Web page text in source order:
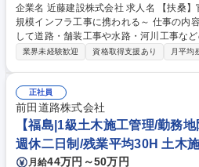
企業名 近藤建設株式会社 求人名 【扶桑】官公庁向け事業の施工管理～大
規模インフラ工事に携われる～ 仕事の内容 愛知県丹羽郡扶桑町を拠点と
して道路・舗装工事や水路・河川工事な
いる弊社にて、土木施工管理をお任せ致します。 【詳細】官
工計画書を基に、工程・品質・安全・原
書類は工事管理ソフトを使用して作成 ４
納品 ５．＜検査完了＞発注者検査→合格→工事完了 募集
公庁向け事業の施工管理～大規模インフラ
業界未経験歓迎 資格取得支援あり 月平均
正社員
前田道路株式会社
【福島|1級土木施工管理/勤務
週休二日制/残業平均30H 土木
月給44万円～50万円